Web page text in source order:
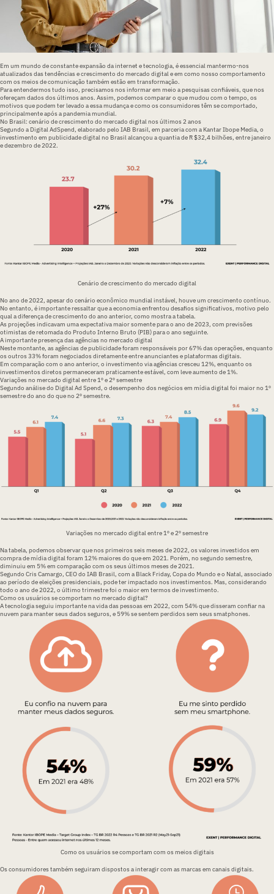
Em um mundo de constante expansão da internet e tecnologia, é essencial mantermo-nos
atualizados das tendências ecrescimento do mercado digitale em como nosso comportamento
com os meios de comunicação também estão em transformação.
Para entendermos tudo isso, precisamos nos informar em meio a pesquisas confiáveis, que nos
ofereçam dados dos últimos anos. Assim, podemos comparar o que mudou com o tempo, os
motivos que podem ter levado a essa mudança e como os consumidores têm se comportado,
principalmente após a pandemia mundial.
No Brasil: cenário de crescimento do mercado digital nos últimos 2 anos
Segundo a Digital AdSpend, elaborado pelo IAB Brasil, em parceria com a Kantar Ibope Media, o
investimento em publicidade digital no Brasil alcançou a quantia de R $32,4 bilhões, entre janeiro
e dezembro de 2022.
Cenário de crescimento do mercado digital
No ano de 2022, apesar do cenário econômico mundial instável, houve um crescimento contínuo.
No entanto, é importante ressaltar que a economia enfrentou desafios significativos, motivo pelo
qual a diferença de crescimento do ano anterior, como mostra a tabela.
As projeções indicavam uma expectativa maior somente para o ano de 2023, com previsões
otimistas de retomada do Produto Interno Bruto (PIB) para o ano seguinte.
A importante presença das agências no mercado digital
Neste montante, as agências de publicidade foram responsáveis por 67% das operações, enquanto
os outros 33% foram negociados diretamente entre anunciantes e plataformas digitais.
Em comparação com o ano anterior, o investimento via agências cresceu 12%, enquanto os
investimentos diretos permaneceram praticamente estável, com leve aumento de 1%.
Variações no mercado digital entre 1º e 2º semestre
Segundo análise do Digital Ad Spend, o desempenho dos negócios em mídia digital foi maior no 1º
semestre do ano do que no 2º semestre.
Variações no mercado digital entre 1º e 2º semestre
Na tabela, podemos observar que nos primeiros seis meses de 2022, os valores investidos em
compra de mídia digital foram 12% maiores do que em 2021. Porém, no segundo semestre,
diminuiu em 5% em comparação com os seus últimos meses de 2021.
Segundo Cris Camargo, CEO do IAB Brasil, com a Black Friday, Copa do Mundo e o Natal, associado
ao período de eleições presidenciais, pode ter impactado nos investimentos. Mas, considerando
todo o ano de 2022, o último trimestre foi o maior em termos de investimento.
Como os usuários se comportam no mercado digital?
A tecnologia seguiu importante na vida das pessoas em 2022, com 54% que disseram confiar na
nuvem para manter seus dados seguros, e 59% se sentem perdidos sem seus smatphones.
Como os usuários se comportam com os meios digitais
Os consumidores também seguiram dispostos a interagir com as marcas em canais digitais.